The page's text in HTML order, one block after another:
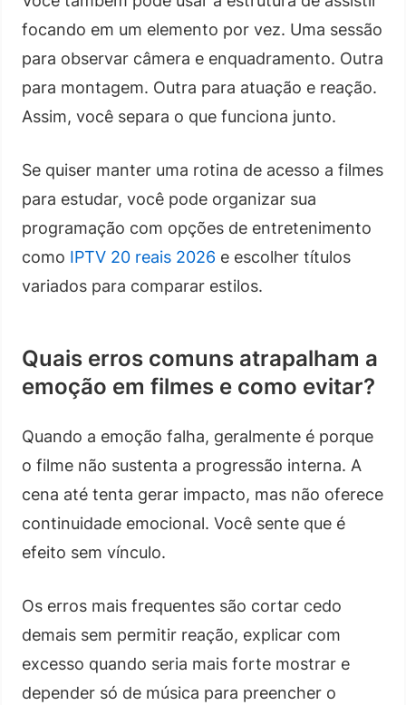
focando em um elemento por vez. Uma sessão
para observar câmera e enquadramento. Outra
para montagem. Outra para atuação e reação.
Assim, você separa o que funciona junto.
Se quiser manter uma rotina de acesso a filmes
para estudar, você pode organizar sua
programação com opções de entretenimento
como IPTV 20 reais 2026 e escolher títulos
variados para comparar estilos.
Quais erros comuns atrapalham a
emoção em filmes e como evitar?
Quando a emoção falha, geralmente é porque
o filme não sustenta a progressão interna. A
cena até tenta gerar impacto, mas não oferece
continuidade emocional. Você sente que é
efeito sem vínculo.
Os erros mais frequentes são cortar cedo
demais sem permitir reação, explicar com
excesso quando seria mais forte mostrar e
depender só de música para preencher o